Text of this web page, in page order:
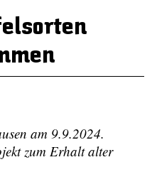
am 9.9.2024.
zum Erhalt alter